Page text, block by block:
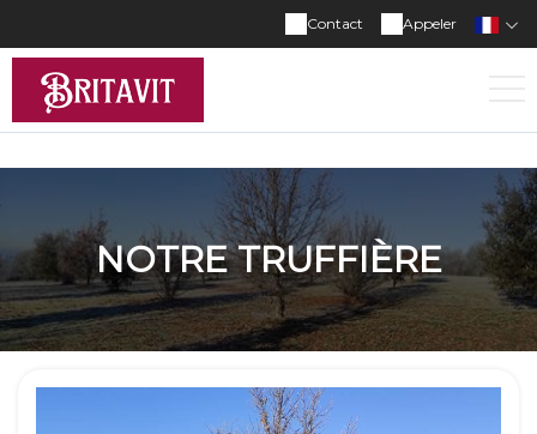
Appeler
Contact
NOTRE TRUFFIÈRE